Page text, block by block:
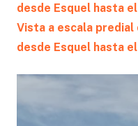
desde Esquel hasta
Vista a escala predial
desde Esquel hasta